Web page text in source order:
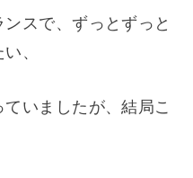
スで、ずっとずっと
、
いましたが、結局こ